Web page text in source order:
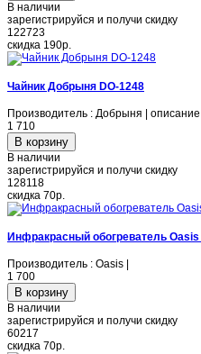
В наличии
зарегистрируйся и получи скидку
122723
скидка 190р.
Чайник Добрыня DO-1248
Производитель : Добрыня | описание
1 710
В наличии
зарегистрируйся и получи скидку
128118
скидка 70р.
Инфракрасный обогреватель Oasis
Производитель : Oasis |
1 700
В наличии
зарегистрируйся и получи скидку
60217
скидка 70р.